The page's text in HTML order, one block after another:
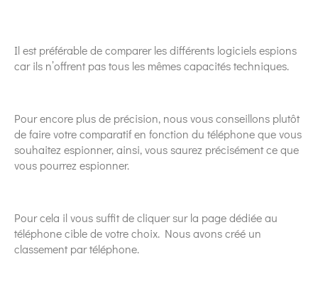
Il est préférable de comparer les différents logiciels espions
car ils n’offrent pas tous les mêmes capacités techniques.
Pour encore plus de précision, nous vous conseillons plutôt
de faire votre comparatif en fonction du téléphone que vous
souhaitez espionner, ainsi, vous saurez précisément ce que
vous pourrez espionner.
Pour cela il vous suffit de cliquer sur la page dédiée au
téléphone cible de votre choix. Nous avons créé un
classement par téléphone.